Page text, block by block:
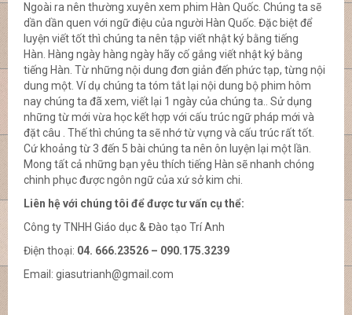
Ngoài ra nên thường xuyên xem phim Hàn Quốc. Chúng ta sẽ
dần dần quen với ngữ điệu của người Hàn Quốc. Đặc biệt để
luyện viết tốt thì chúng ta nên tập viết nhật ký bằng tiếng
Hàn. Hàng ngày hàng ngày hãy cố gắng viết nhật ký bằng
tiếng Hàn. Từ những nội dung đơn giản đến phức tạp, từng nội
dung một. Ví dụ chúng ta tóm tắt lại nội dung bộ phim hôm
nay chúng ta đã xem, viết lại 1 ngày của chúng ta.. Sử dụng
những từ mới vừa học kết hợp với cấu trúc ngữ pháp mới và
đặt câu . Thế thì chúng ta sẽ nhớ từ vựng và cấu trúc rất tốt.
Cứ khoảng từ 3 đến 5 bài chúng ta nên ôn luyện lại một lần.
Mong tất cả những bạn yêu thích tiếng Hàn sẽ nhanh chóng
chinh phục được ngôn ngữ của xứ sở kim chi.
Liên hệ với chúng tôi để được tư vấn cụ thể:
Công ty TNHH Giáo dục & Đào tạo Trí Anh
Điện thoại: 04. 666.23526 – 090.175.3239
Email: giasutrianh@gmail.com